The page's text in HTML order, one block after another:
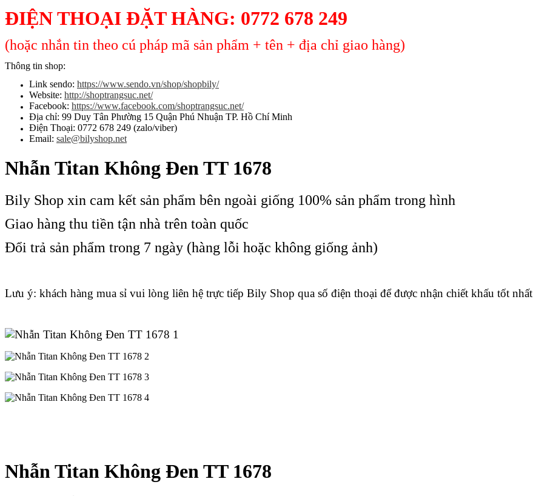
ĐIỆN THOẠI ĐẶT HÀNG: 0772 678 249
(hoặc nhắn tin theo cú pháp mã sản phẩm + tên + địa chỉ giao hàng)
Thông tin shop:
Link sendo: https://www.sendo.vn/shop/shopbily/
Website: http://shoptrangsuc.net/
Facebook: https://www.facebook.com/shoptrangsuc.net/
Địa chỉ: 99 Duy Tân Phường 15 Quận Phú Nhuận TP. Hồ Chí Minh
Điện Thoại: 0772 678 249 (zalo/viber)
Email: sale@bilyshop.net
Nhẫn Titan Không Đen TT 1678
Bily Shop xin cam kết sản phẩm bên ngoài giống 100% sản phẩm trong hình
Giao hàng thu tiền tận nhà trên toàn quốc
Đổi trả sản phẩm trong 7 ngày (hàng lỗi hoặc không giống ảnh)
Lưu ý: khách hàng mua sỉ vui lòng liên hệ trực tiếp Bily Shop qua số điện thoại để được nhận chiết khấu tốt nhất
Nhẫn Titan Không Đen TT 1678